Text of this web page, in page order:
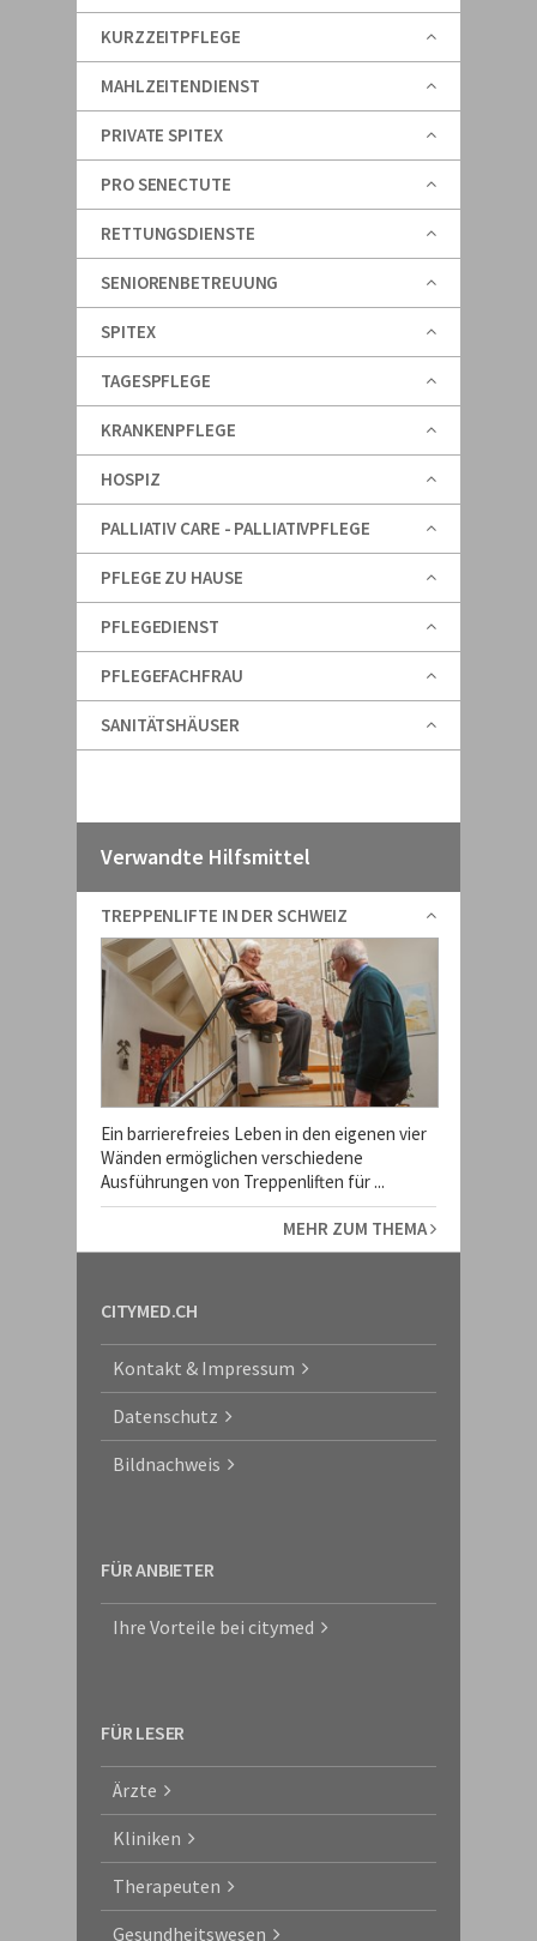
KURZZEITPFLEGE
MAHLZEITENDIENST
PRIVATE SPITEX
PRO SENECTUTE
RETTUNGSDIENSTE
SENIORENBETREUUNG
SPITEX
TAGESPFLEGE
KRANKENPFLEGE
HOSPIZ
PALLIATIV CARE - PALLIATIVPFLEGE
PFLEGE ZU HAUSE
PFLEGEDIENST
PFLEGEFACHFRAU
SANITÄTSHÄUSER
Verwandte Hilfsmittel
TREPPENLIFTE IN DER SCHWEIZ
Ein barrierefreies Leben in den eigenen vier
Wänden ermöglichen verschiedene
Ausführungen von Treppenliften für ...
MEHR ZUM THEMA
CITYMED.CH
Kontakt & Impressum
Datenschutz
Bildnachweis
FÜR ANBIETER
Ihre Vorteile bei citymed
FÜR LESER
Ärzte
Kliniken
Therapeuten
Gesundheitswesen